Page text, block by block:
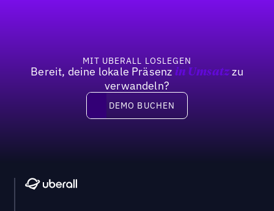
MIT UBERALL LOSLEGEN
Bereit, deine lokale Präsenz in Umsatzzu
verwandeln?
DEMO BUCHEN
DEMO BUCHEN